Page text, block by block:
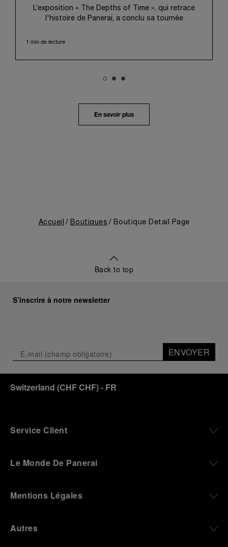
L’exposition « The Depths of Time », qui retrace
l'histoire de Panerai, a conclu sa tournée
visiteurs ont pu venir l’admirer dans le Huashan
historique. Fort d'une histoire séculaire, ce lieu
mêlant harmonieusement le patrimoine local au
évolution depuis ses origines en tant que
1 min de lecture
En savoir plus
Accueil Boutiques Boutique Detail Page
Back to top
S’inscrire à notre newsletter
ENVOYER
Switzerland (CHF CHF)- FR
Service Client
Le Monde De Panerai
Mentions Légales
Autres